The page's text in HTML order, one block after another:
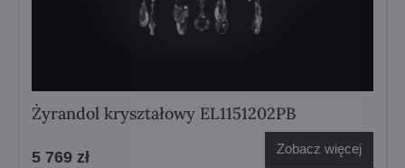
Żyrandol kryształowy EL1151202PB
5 769 zł Zobacz więcej